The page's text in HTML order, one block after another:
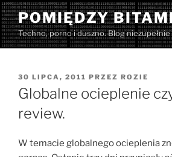
Przejdź
do
treści
POMIĘDZY
Techno, porno i duszno. Blog
OPUBLIKOWANE
W
30 LIPCA, 2011 PRZEZ ROZIE
Globalne ocieplenie
review.
W temacie globalnego ocieplenia